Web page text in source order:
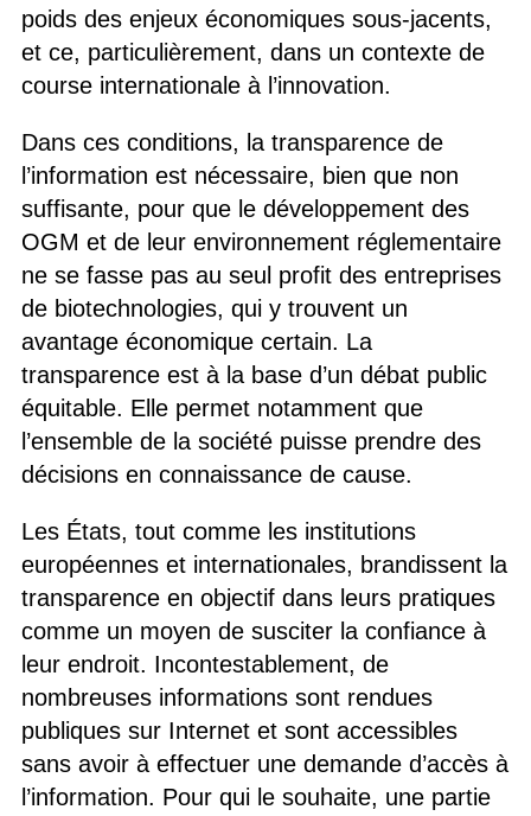
poids des enjeux économiques sous-jacents,
et ce, particulièrement, dans un contexte de
course internationale à l’innovation.
Dans ces conditions, la transparence de
l’information est nécessaire, bien que non
suffisante, pour que le développement des
OGM et de leur environnement réglementaire
ne se fasse pas au seul profit des entreprises
de biotechnologies, qui y trouvent un
avantage économique certain. La
transparence est à la base d’un débat public
équitable. Elle permet notamment que
l’ensemble de la société puisse prendre des
décisions en connaissance de cause.
Les États, tout comme les institutions
européennes et internationales, brandissent la
transparence en objectif dans leurs pratiques
comme un moyen de susciter la confiance à
leur endroit. Incontestablement, de
nombreuses informations sont rendues
publiques sur Internet et sont accessibles
sans avoir à effectuer une demande d’accès à
l’information. Pour qui le souhaite, une partie